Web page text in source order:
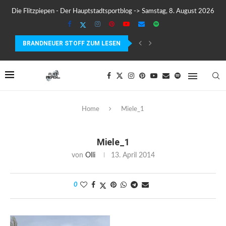
Die Flitzpiepen - Der Hauptstadtsportblog -> Samstag, 8. August 2026
BRANDNEUER STOFF ZUM LESEN
COROS PACE 4 IM TEST – LEICHT, SCHNELL...
Home Miele_1
Miele_1
von Olli 13. April 2014
0